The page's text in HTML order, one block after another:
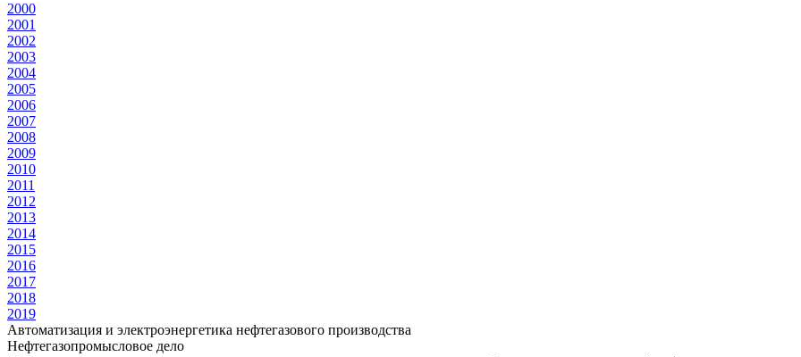
2000
2001
2002
2003
2004
2005
2006
2007
2008
2009
2010
2011
2012
2013
2014
2015
2016
2017
2018
2019
Автоматизация и электроэнергетика нефтегазового производства
Нефтегазопромысловое дело